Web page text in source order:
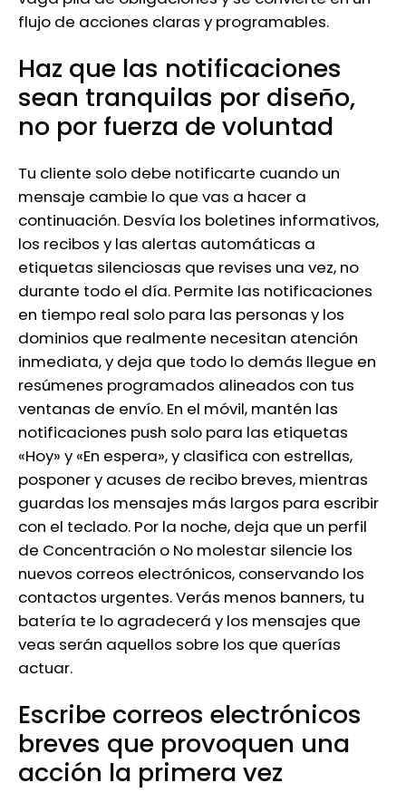
flujo de acciones claras y programables.
Haz que las notificaciones
sean tranquilas por diseño,
no por fuerza de voluntad
Tu cliente solo debe notificarte cuando un
mensaje cambie lo que vas a hacer a
continuación. Desvía los boletines informativos,
los recibos y las alertas automáticas a
etiquetas silenciosas que revises una vez, no
durante todo el día. Permite las notificaciones
en tiempo real solo para las personas y los
dominios que realmente necesitan atención
inmediata, y deja que todo lo demás llegue en
resúmenes programados alineados con tus
ventanas de envío. En el móvil, mantén las
notificaciones push solo para las etiquetas
«Hoy» y «En espera», y clasifica con estrellas,
posponer y acuses de recibo breves, mientras
guardas los mensajes más largos para escribir
con el teclado. Por la noche, deja que un perfil
de Concentración o No molestar silencie los
nuevos correos electrónicos, conservando los
contactos urgentes. Verás menos banners, tu
batería te lo agradecerá y los mensajes que
veas serán aquellos sobre los que querías
actuar.
Escribe correos electrónicos
breves que provoquen una
acción la primera vez